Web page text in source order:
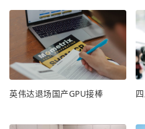
英伟达退场国产GPU接棒